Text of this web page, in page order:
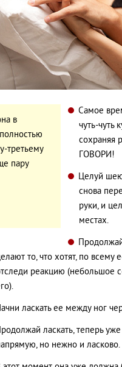
в
третьему
пару
Самое
чуть-чуть
сохраняя
ГОВОРИ!
Целуй
снова
руки, и
местах.
то, что хотят, по
реакцию (небольшое
ласкать ее между ног
ласкать, теперь
но нежно и ласково.